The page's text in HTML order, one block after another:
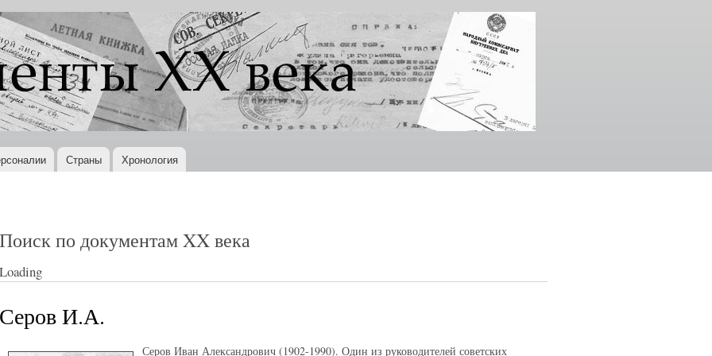
Перейти к
основному
содержанию
Страны Хронология
Поиск по документам XX века
Loading
Серов И.А.
Серов Иван Александрович (1902-1990). Один из руководителей советских